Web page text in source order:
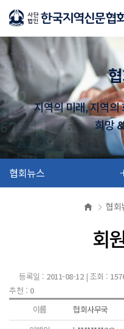
지역의 미래, 지역의
희망
협회뉴스
협회
회
등록일 : 2011-08-12| 조회 :
추천 : 0
이름
협회사무국